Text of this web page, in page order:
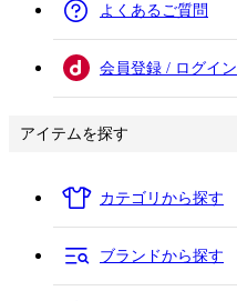
よくあるご質問
会員登録 / ログイン
アイテムを探す
カテゴリから探す
ブランドから探す